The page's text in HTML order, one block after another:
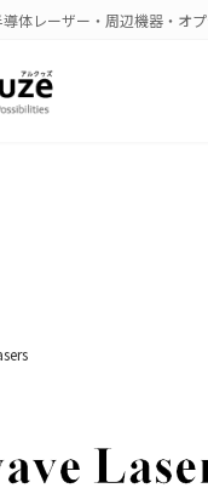
体レーザー・周辺機器・オ